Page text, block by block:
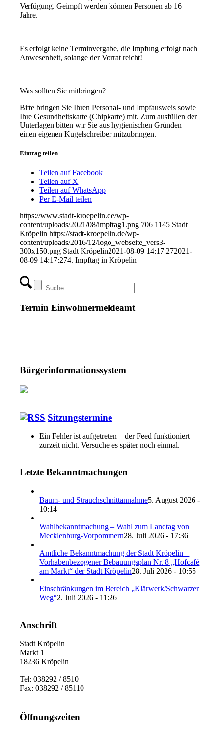
Verfügung. Geimpft werden können Personen ab 16
Jahre.
Es erfolgt keine Terminvergabe, die Impfung erfolgt nach
Anwesenheit, solange der Vorrat reicht!
Was sollten Sie mitbringen?
Bitte bringen Sie Ihren Personal- und Impfausweis sowie
Ihre Gesundheitskarte (Chipkarte) mit. Zum ausfüllen der
Unterlagen bitten wir Sie aus hygienischen Gründen
einen eigenen Kugelschreiber mitzubringen.
Eintrag teilen
Teilen auf Facebook
Teilen auf X
Teilen auf WhatsApp
Per E-Mail teilen
https://www.stadt-kroepelin.de/wp-
content/uploads/2021/08/impftag1.png 706 1145 Stadt
Kröpelin https://stadt-kroepelin.de/wp-
content/uploads/2016/12/logo_webseite_vers3-
300x150.png Stadt Kröpelin2021-08-09 14:17:272021-
08-09 14:17:274. Impftag in Kröpelin
Termin Einwohnermeldeamt
Bürgerinformationssystem
Sitzungstermine
Ein Fehler ist aufgetreten – der Feed funktioniert
zurzeit nicht. Versuche es später noch einmal.
Letzte Bekanntmachungen
Baum- und Strauchschnittannahme5. August 2026 -
10:14
Wahlbekanntmachung – Wahl zum Landtag von
Mecklenburg-Vorpommern28. Juli 2026 - 17:36
Amtliche Bekanntmachung der Stadt Kröpelin –
Vorhabenbezogener Bebauungsplan Nr. 8 „Hofcafé
am Markt“ der Stadt Kröpelin28. Juli 2026 - 10:55
Einschränkungen im Bereich „Klärwerk/Schwarzer
Weg“2. Juli 2026 - 11:26
Anschrift
Stadt Kröpelin
Markt 1
18236 Kröpelin
Tel: 038292 / 8510
Fax: 038292 / 85110
Öffnungszeiten